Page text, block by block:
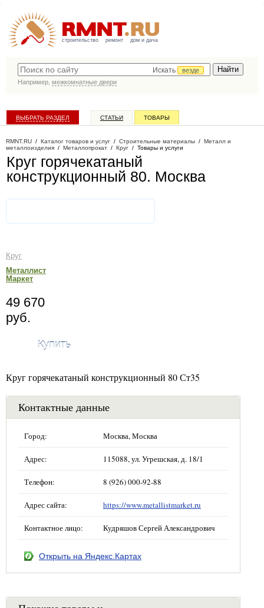
строительство ремонт дом и дача
Искать
везде
Например, межкомнатные двери
ВЫБРАТЬ РАЗДЕЛ СТАТЬИ ТОВАРЫ
RMNT.RU / Каталог товаров и услуг / Строительные материалы / Металл и
металлоизделия / Металлопрокат / Круг / Товары и услуги
Круг горячекатаный
конструкционный 80. Москва
Круг
Металлист
Маркет
49 670
руб.
Купить
Круг горячекатаный конструкционный 80 Ст35
Контактные данные
Город: Москва, Москва
Адрес: 115088, ул. Угрешская, д. 18/1
Телефон: 8 (926) 000-92-88
Адрес сайта: https://www.metallistmarket.ru
Контактное лицо: Кудряшов Сергей Александрович
Открыть на Яндекс.Картах